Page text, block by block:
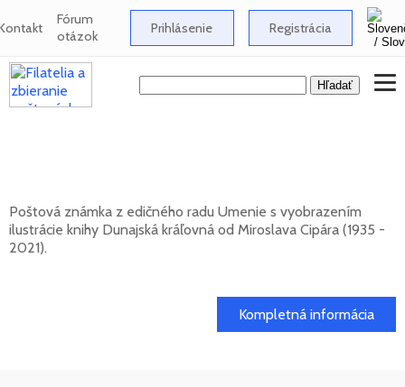
Fórum
otázok Prihlásenie Registrácia
Poštová známka z edičného radu Umenie s vyobrazením
ilustrácie knihy Dunajská kráľovná od Miroslava Cipára (1935 -
2021).
Kompletná informácia